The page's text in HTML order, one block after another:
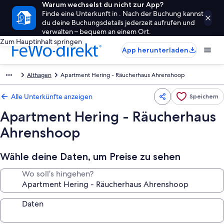
Warum wechselst du nicht zur App?
Finde eine Unterkunft in . Nach der Buchung kannst
du deine Buchungsdetails jederzeit aufrufen und
verwalten – bequem an einem Ort.
Zum Hauptinhalt springen
App herunterladen
Althagen Apartment Hering - Räucherhaus Ahrenshoop
Alle Unterkünfte anzeigen Speichern
Apartment Hering - Räucherhaus
Ahrenshoop
Wähle deine Daten, um Preise zu sehen
Wo soll’s hingehen?
Daten